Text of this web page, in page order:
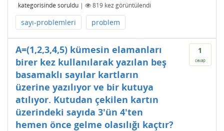
kategorisinde soruldu | 819 kez görüntülendi
sayı-problemleri problem
1
cevap
A=(1,2,3,4,5) kümesin elamanları
birer kez kullanılarak yazılan beş
basamaklı sayılar kartların
üzerine yazılıyor ve bir kutuya
atılıyor. Kutudan çekilen kartın
üzerindeki sayıda 3'ün 4'ten
hemen önce gelme olasılığı kaçtır?